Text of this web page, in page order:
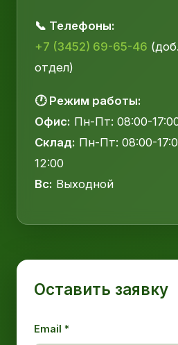
📞 Телефоны:
+7 (3452) 69-65-46
отдел)
🕐 Режим работы:
Офис: Пн-Пт: 08:00-
Склад: Пн-Пт: 08:00-
12:00
Вс: Выходной
Оставить заявку
Email *